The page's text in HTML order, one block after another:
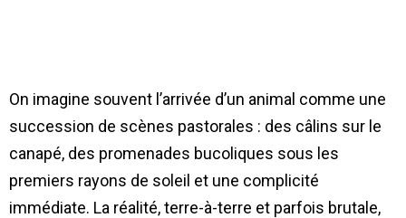
On imagine souvent l’arrivée d’un animal comme une
succession de scènes pastorales : des câlins sur le
canapé, des promenades bucoliques sous les
premiers rayons de soleil et une complicité
immédiate. La réalité, terre-à-terre et parfois brutale,